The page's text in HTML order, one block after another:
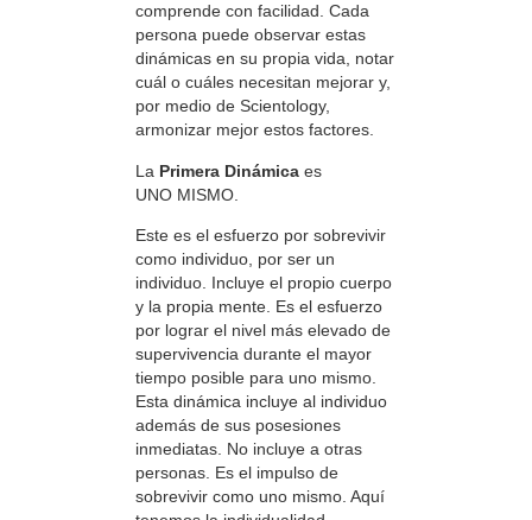
comprende con facilidad. Cada
persona puede observar estas
dinámicas en su propia vida, notar
cuál o cuáles necesitan mejorar y,
por medio de Scientology,
armonizar mejor estos factores.
La Primera Dinámica es
UNO MISMO.
Este es el esfuerzo por sobrevivir
como individuo, por ser un
individuo. Incluye el propio cuerpo
y la propia mente. Es el esfuerzo
por lograr el nivel más elevado de
supervivencia durante el mayor
tiempo posible para uno mismo.
Esta dinámica incluye al individuo
además de sus posesiones
inmediatas. No incluye a otras
personas. Es el impulso de
sobrevivir como uno mismo. Aquí